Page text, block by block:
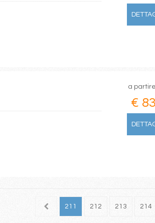
a
€
210 211 212 213 214